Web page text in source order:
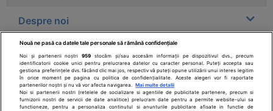
Despre noi
Legal
Drepturile consumatorului
Parteneri
Nouă ne pasă ca datele tale personale să rămână confidențiale
Noi și partenerii noștri959 stocăm și/sau accesăm informații pe dispozitivul dvs., precum
identificatorii cookie unici pentru prelucrarea datelor cu caracter personal. Puteți accepta sau
gestiona preferințele dvs. făcând clic mai jos, respectiv vă puteți opune utilizării unui interes legitim
în orice moment pe pagina cu politica de confidențialitate. Aceste alegeri vor fi raportate
partenerilor noștri și nu vă vor afecta navigarea.
Mai multe detalii
Noi si partenerii nostri (retelele de socializare si agentiile de publicitate partenere, precum si
furnizorii nostri de servicii de date analitice) prelucram date pentru a permite website-ului sa
functioneze, pentru a personaliza continutul si anunturile publicitare afisate in functie de